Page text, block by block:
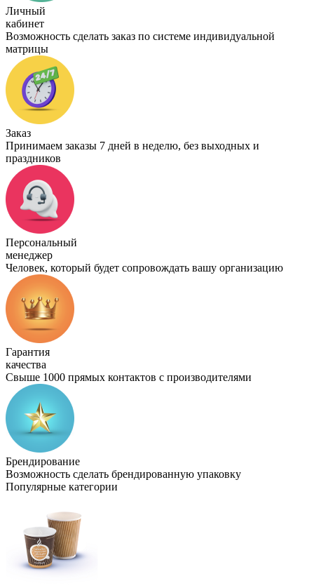
Личный
кабинет
Возможность сделать заказ по системе индивидуальной
матрицы
Заказ
Принимаем заказы 7 дней в неделю, без выходных и
праздников
Персональный
менеджер
Человек, который будет сопровождать вашу организацию
Гарантия
качества
Свыше 1000 прямых контактов с производителями
Брендирование
Возможность сделать брендированную упаковку
Популярные категории